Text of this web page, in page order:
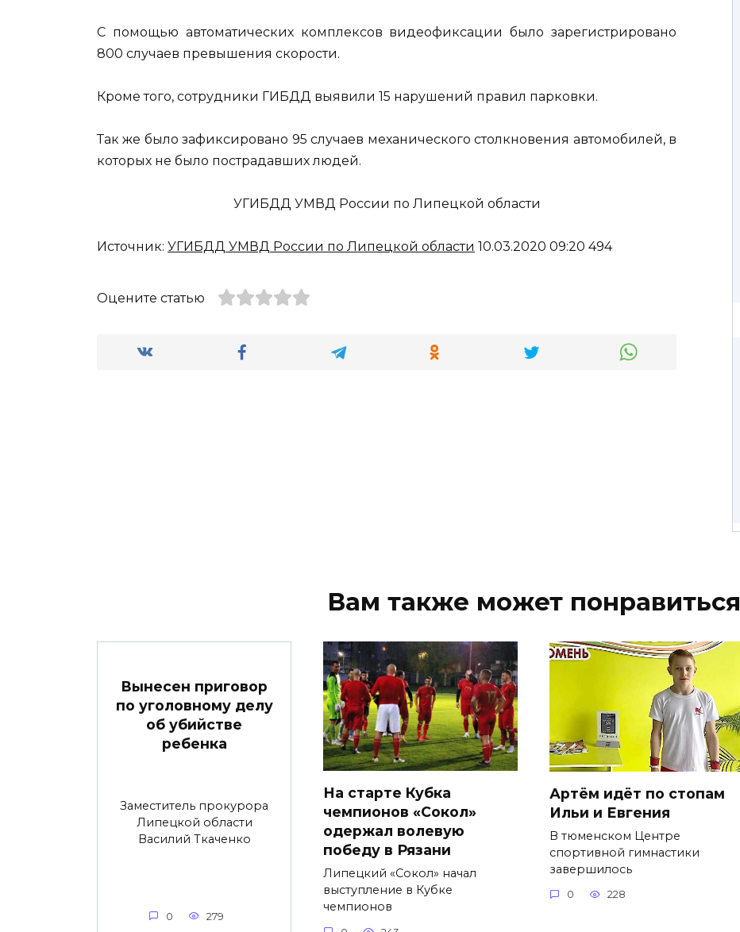
С помощью автоматических комплексов видеофиксации было зарегистрировано
800 случаев превышения скорости.
Кроме того, сотрудники ГИБДД выявили 15 нарушений правил парковки.
Так же было зафиксировано 95 случаев механического столкновения автомобилей, в
которых не было пострадавших людей.
УГИБДД УМВД России по Липецкой области
Источник: УГИБДД УМВД России по Липецкой области 10.03.2020 09:20 494
Оцените статью
Вам также может понравиться
Вынесен приговор
по уголовному делу
об убийстве
ребенка
Заместитель прокурора
Липецкой области
Василий Ткаченко
0 279
На старте Кубка
чемпионов «Сокол»
одержал волевую
победу в Рязани
Липецкий «Сокол» начал
выступление в Кубке
чемпионов
Артём идёт по стопам
Ильи и Евгения
В тюменском Центре
спортивной гимнастики
завершилось
0 228